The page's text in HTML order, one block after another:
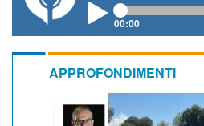
00:00
APPROFONDIMENTI